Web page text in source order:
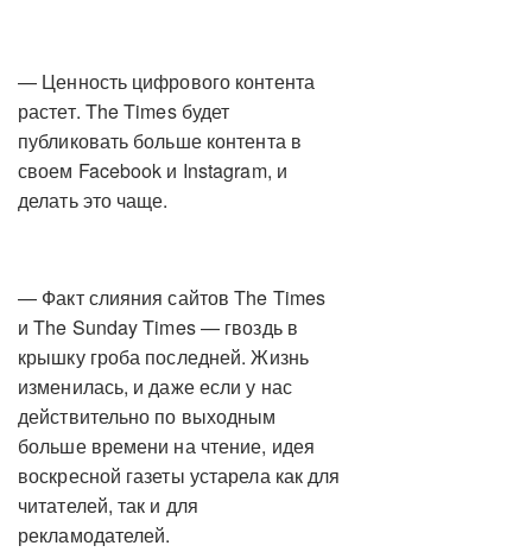
— Ценность цифрового контента
растет. The Times будет
публиковать больше контента в
своем Facebook и Instagram, и
делать это чаще.
— Факт слияния сайтов The Times
и The Sunday Times — гвоздь в
крышку гроба последней. Жизнь
изменилась, и даже если у нас
действительно по выходным
больше времени на чтение, идея
воскресной газеты устарела как для
читателей, так и для
рекламодателей.